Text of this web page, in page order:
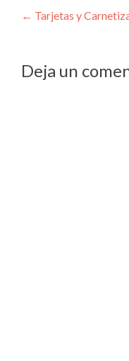
entradas
← Tarjetas y
Deja un